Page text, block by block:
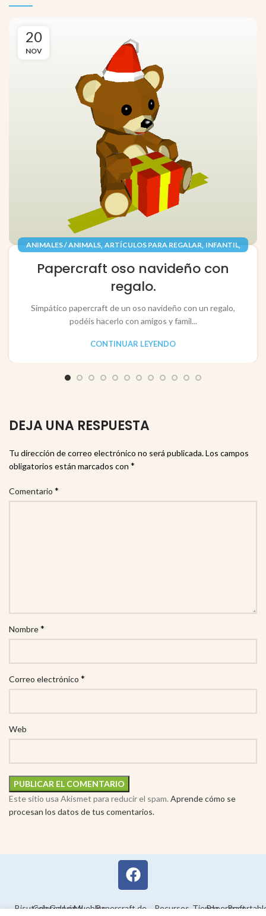
20
NOV
ANIMALES / ANIMALS, ARTÍCULOS PARA REGALAR, INFANTIL,
RECORTABLES PAPERCRAFT
Papercraft oso navideño con
regalo.
Simpático papercraft de un oso navideño con un regalo,
podéis hacerlo con amigos y famil...
CONTINUAR LEYENDO
DEJA UNA RESPUESTA
Tu dirección de correo electrónico no será publicada.Los campos
obligatorios están marcados con *
Comentario *
Nombre*
Correo electrónico *
Web
Este sitio usa Akismet para reducir el spam. Aprende cómo se
procesan los datos de tus comentarios.
BisuteríaColorear
Galería
LegalMueblesPapercraft de
Recursos TiendaPapercraft